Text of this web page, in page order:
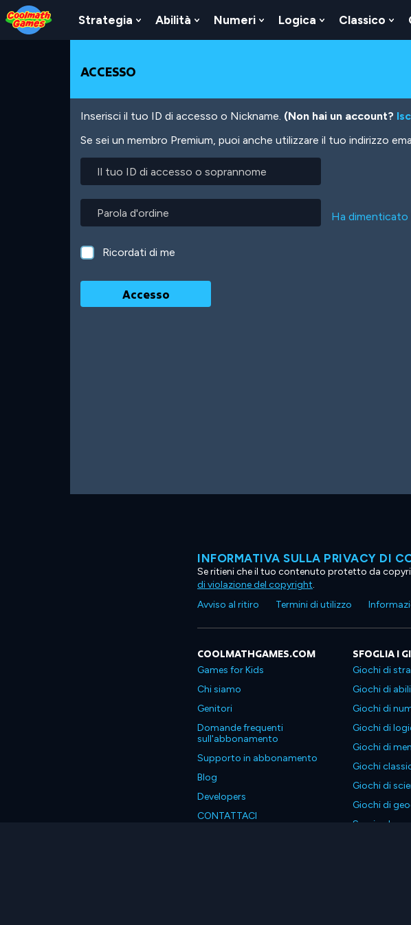
Skip
to
Top
Skip
to
Navigation
Skip
to
Main
Skip
to
Footer
Salta
al
contenuto
Strategia
Show
Submenu
Abilità
Show
Submenu
Numeri
Show
Submenu
Logica
Show
Submenu
Classico
ACCESSO
Inserisci il tuo ID di accesso o Nickname. (Non hai un account?
Se sei un membro Premium, puoi anche utilizzare il tuo indirizzo
tuo
di
accesso
o
soprannome
d'ordine
Ha dimenticato
Ricordati di me
INFORMATIVA SULLA PRIVACY DI
Se ritieni che il tuo contenuto protetto da
di violazione del copyright.
Avviso al ritiro
Termini di utilizzo
COOLMATHGAMES.COM
Games for Kids
Chi siamo
Genitori
Domande frequenti
sull'abbonamento
Supporto in abbonamento
Blog
Developers
CONTATTACI
SFOGLIA I
Giochi di
Giochi di
Giochi di
Giochi di
Giochi di
Giochi
Giochi di
Giochi di
Scarica le